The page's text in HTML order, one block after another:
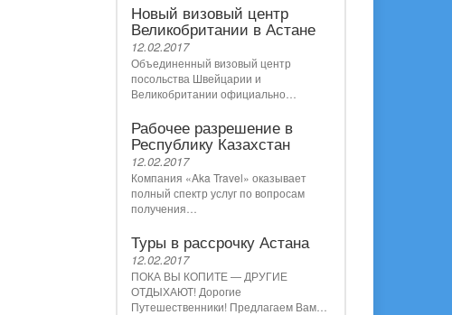
Новый визовый центр
Великобритании в Астане
12.02.2017
Объединенный визовый центр
посольства Швейцарии и
Великобритании официально…
Рабочее разрешение в
Республику Казахстан
12.02.2017
Компания «Aka Travel» оказывает
полный спектр услуг по вопросам
получения…
Туры в рассрочку Астана
12.02.2017
ПОКА ВЫ КОПИТЕ — ДРУГИЕ
ОТДЫХАЮТ! Дорогие
Путешественники! Предлагаем Вам…